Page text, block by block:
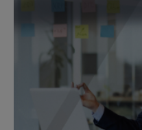
Les initiatives du groupe